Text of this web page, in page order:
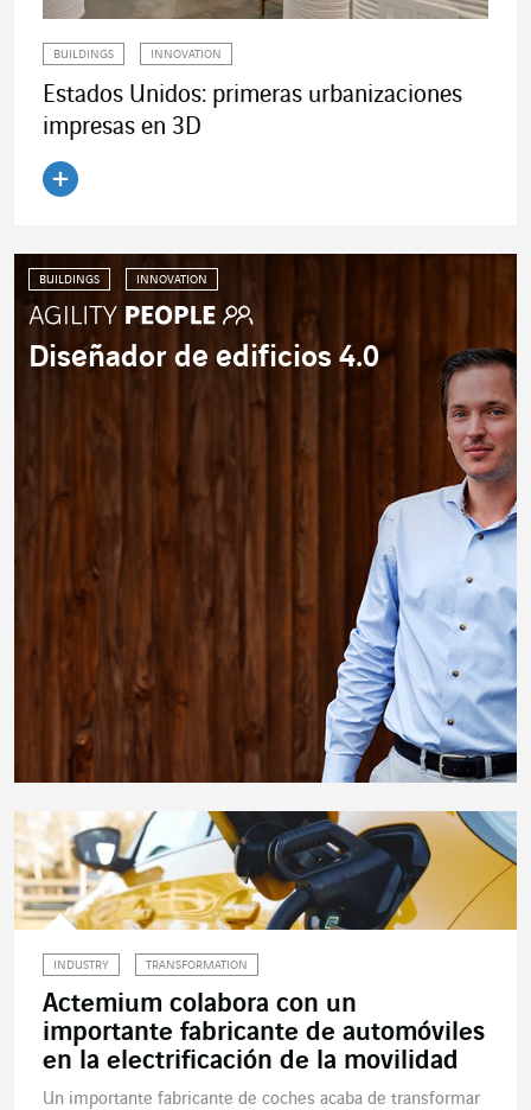
BUILDINGS INNOVATION
Estados Unidos: primeras urbanizaciones
impresas en 3D
BUILDINGS INNOVATION
Diseñador de edificios 4.0
INDUSTRY TRANSFORMATION
Actemium colabora con un
importante fabricante de automóviles
en la electrificación de la movilidad
Un importante fabricante de coches acaba de transformar